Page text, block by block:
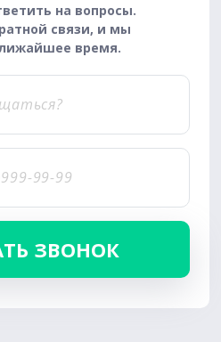
на вопросы.
связи, и мы
время.